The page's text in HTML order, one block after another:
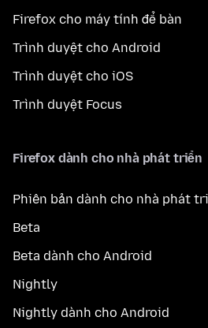
Firefox cho máy tính để bàn
Trình duyệt cho Android
Trình duyệt cho iOS
Trình duyệt Focus
Firefox dành cho nhà phát triển
Phiên bản dành cho nhà phát
Beta
Beta dành cho Android
Nightly
Nightly dành cho Android